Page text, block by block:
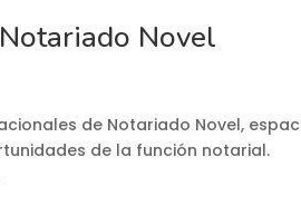
Novel
de Notariado Novel,
de la función notarial.